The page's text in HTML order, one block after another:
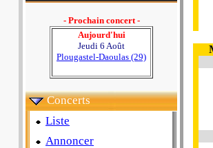
- Prochain concert -
Aujourd'hui
Jeudi 6 Août
Plougastel-Daoulas (29)
Concerts
Liste
Annoncer